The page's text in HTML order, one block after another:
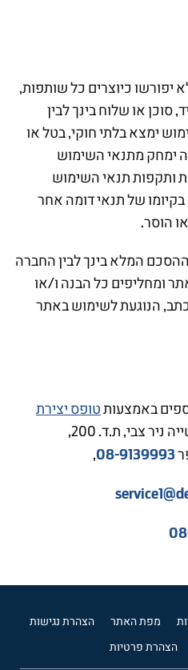
יפורשו כיוצרים כל שותפות,
סוכן או שלוח בינך לבין
ימצא בלתי חוקי, בטל או
ימחק מתנאי השימוש
ותקפות תנאי השימוש
של תנאי דומה אחר
הוסר.
המלא בינך לבין החברה
ומחליפים כל הבנה ו/או
הנוגעת לשימוש באתר
באמצעות טופס יצירת
, או בכתובת אזור התעשייה ניר צבי, ת.ד. 200,
08-9139993
,
מפת האתר הצהרת נגישות
הצהרת פרטיות